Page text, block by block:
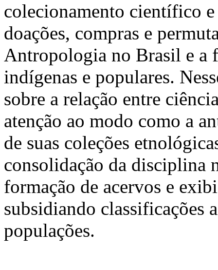
colecionamento científico
doações, compras e
Antropologia no Brasil e a
indígenas e populares.
sobre a relação entre
atenção ao modo como a
de suas coleções
consolidação da disciplina
formação de acervos e
subsidiando classificações
populações.